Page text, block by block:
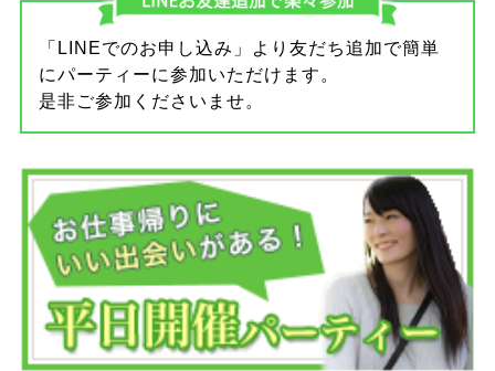
「LINEでのお申し込み」より友だち追加で簡単
にパーティーに参加いただけます。
是非ご参加くださいませ。